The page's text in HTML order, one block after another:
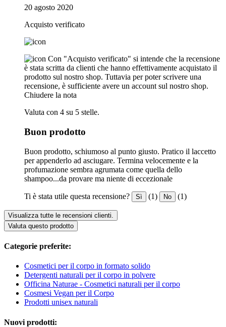
20 agosto 2020
Acquisto verificato
Con "Acquisto verificato" si intende che la recensione
è stata scritta da clienti che hanno effettivamente acquistato il
prodotto sul nostro shop. Tuttavia per poter scrivere una
recensione, è sufficiente avere un account sul nostro shop.
Chiudere la nota
Valuta con 4 su 5 stelle.
Buon prodotto
Buon prodotto, schiumoso al punto giusto. Pratico il laccetto
per appenderlo ad asciugare. Termina velocemente e la
profumazione sembra agrumata come quella dello
shampoo...da provare ma niente di eccezionale
Ti è stata utile questa recensione? Sì (1) No (1)
Visualizza tutte le recensioni clienti.
Valuta questo prodotto
Categorie preferite:
Cosmetici per il corpo in formato solido
Detergenti naturali per il corpo in polvere
Officina Naturae - Cosmetici naturali per il corpo
Cosmesi Vegan per il Corpo
Prodotti unisex naturali
Nuovi prodotti: